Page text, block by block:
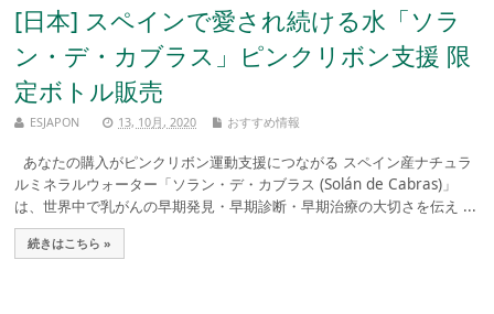
[日本] スペインで愛され続ける水「ソラ
ン・デ・カブラス」ピンクリボン支援 限
定ボトル販売
ESJAPON 13, 10月, 2020 おすすめ情報
あなたの購入がピンクリボン運動支援につながる スペイン産ナチュラ
ルミネラルウォーター「ソラン・デ・カブラス (Solán de Cabras)」
は、世界中で乳がんの早期発見・早期診断・早期治療の大切さを伝え ...
続きはこちら »